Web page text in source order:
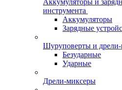
Аккумуляторы и
инструмента
Аккумуляторы
Зарядные
Шуруповерты и
Безударные
Ударные
Дрели-миксеры